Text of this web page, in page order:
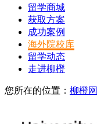
留学商城
获取方案
成功案例
海外院校库
留学动态
走进柳橙
您所在的位置： 柳橙网